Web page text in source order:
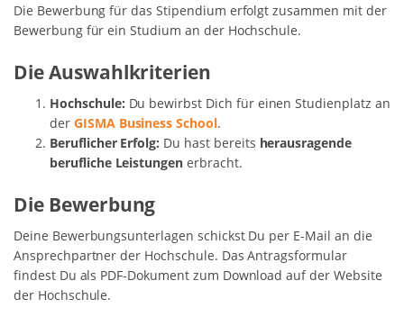
Die Bewerbung für das Stipendium erfolgt zusammen mit der
Bewerbung für ein Studium an der Hochschule.
Die Auswahlkriterien
Hochschule: Du bewirbst Dich für einen Studienplatz an
der GISMA Business School.
Beruflicher Erfolg: Du hast bereits herausragende
berufliche Leistungen erbracht.
Die Bewerbung
Deine Bewerbungsunterlagen schickst Du per E-Mail an die
Ansprechpartner der Hochschule. Das Antragsformular
findest Du als PDF-Dokument zum Download auf der Website
der Hochschule.